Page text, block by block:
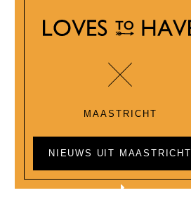
MAASTRICHT
NIEUWS UIT MAASTRICHT